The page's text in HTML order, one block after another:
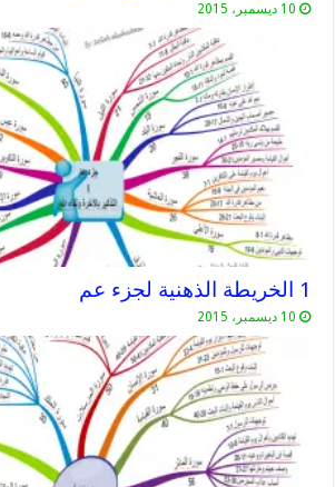
10 ديسمبر، 2015
1 الخريطة الذهنية لجزء عم
10 ديسمبر، 2015